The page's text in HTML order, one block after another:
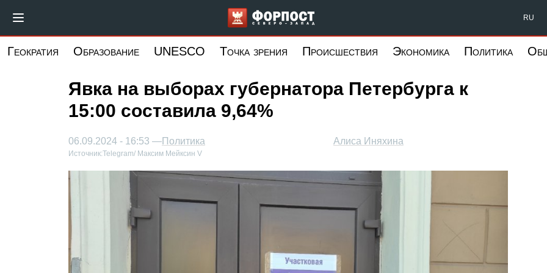
основному
Форпост Северо-Запад RU
Геократия Образование UNESCO Точка зрения Происшествия Экономика Политика
Явка на выборах губернатора Петербурга к
15:00 составила 9,64%
Алиса Иняхина
06.09.2024 - 16:53 —Политика
Источник:Telegram/ Максим Мейксин V